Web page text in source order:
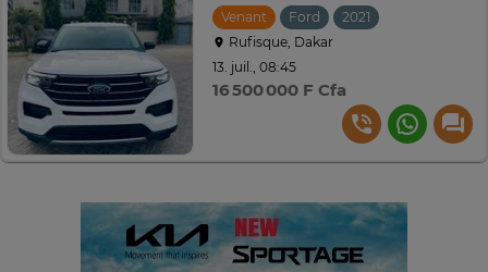
Venant Ford 2021
Rufisque, Dakar
13. juil., 08:45
16 500 000 F Cfa